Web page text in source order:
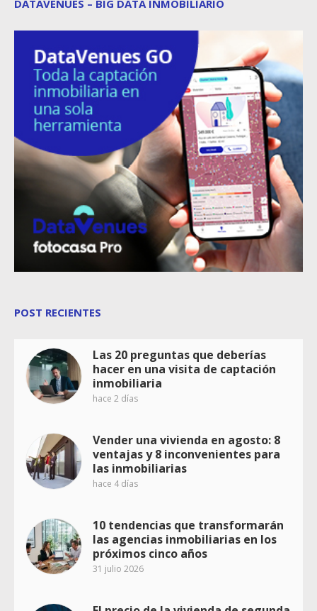
DATAVENUES – BIG DATA INMOBILIARIO
POST RECIENTES
Las 20 preguntas que deberías
hacer en una visita de captación
inmobiliaria
hace 2 días
Vender una vivienda en agosto: 8
ventajas y 8 inconvenientes para
las inmobiliarias
hace 4 días
10 tendencias que transformarán
las agencias inmobiliarias en los
próximos cinco años
31 julio 2026